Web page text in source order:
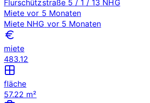
Flurschützstraße 5 / 1 / 13 NHG
Miete vor 5 Monaten
Miete NHG vor 5 Monaten
miete
483.12
fläche
57.22 m²